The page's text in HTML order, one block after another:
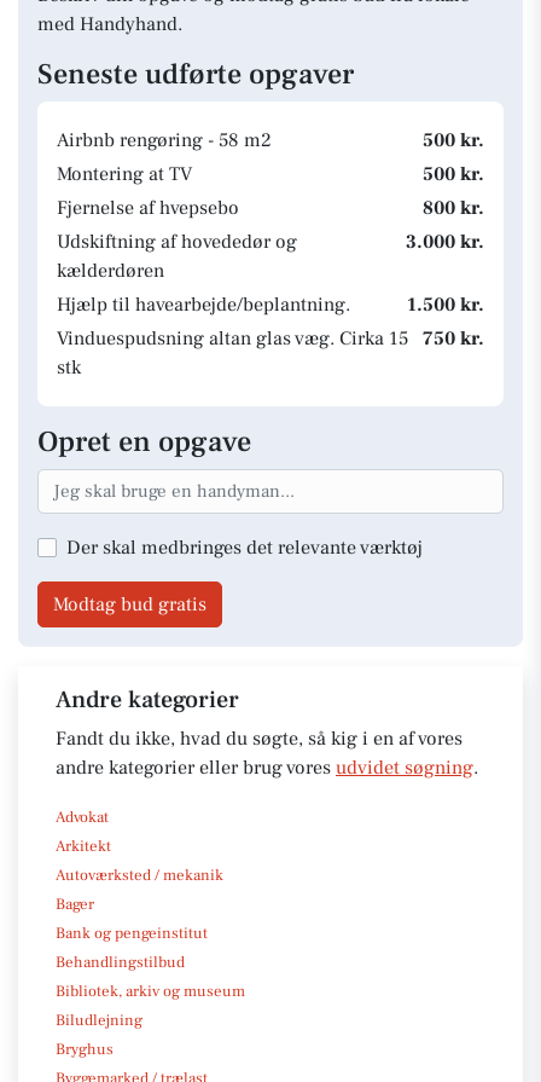
med Handyhand.
Seneste udførte opgaver
Airbnb rengøring - 58 m2
500 kr.
Montering at TV
500 kr.
Fjernelse af hvepsebo
800 kr.
Udskiftning af hovededør og
kælderdøren
3.000 kr.
Hjælp til havearbejde/beplantning.
1.500 kr.
Vinduespudsning altan glas væg. Cirka 15
stk
750 kr.
Opret en opgave
Der skal medbringes det relevante værktøj
Modtag bud gratis
Andre kategorier
Fandt du ikke, hvad du søgte, så kig i en af vores
andre kategorier eller brug vores udvidet søgning.
Advokat
Arkitekt
Autoværksted / mekanik
Bager
Bank og pengeinstitut
Behandlingstilbud
Bibliotek, arkiv og museum
Biludlejning
Bryghus
Byggemarked / trælast